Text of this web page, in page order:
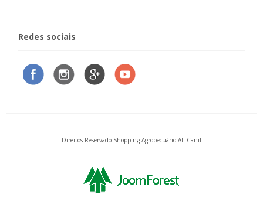
Redes sociais
Direitos Reservado Shopping Agropecuário All Canil